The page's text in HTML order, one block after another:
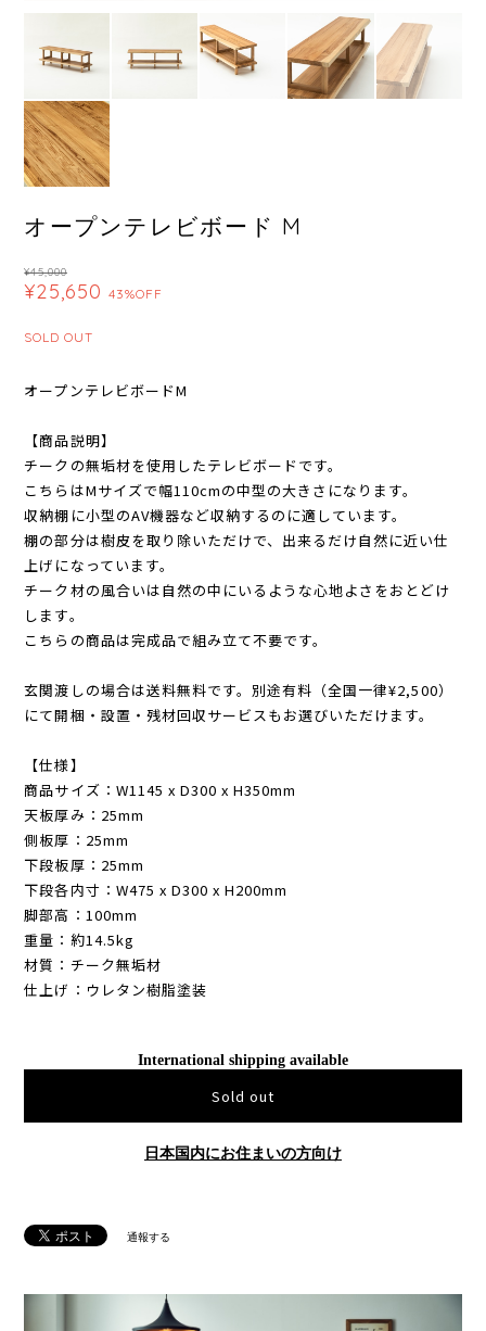
オープンテレビボード M
¥45,000
¥25,650 43%OFF
SOLD OUT
オープンテレビボードM
【商品説明】
チークの無垢材を使用したテレビボードです。
こちらはMサイズで幅110cmの中型の大きさになります。
収納棚に小型のAV機器など収納するのに適しています。
棚の部分は樹皮を取り除いただけで、出来るだけ自然に近い仕
上げになっています。
チーク材の風合いは自然の中にいるような心地よさをおとどけ
します。
こちらの商品は完成品で組み立て不要です。
玄関渡しの場合は送料無料です。別途有料（全国一律¥2,500）
にて開梱・設置・残材回収サービスもお選びいただけます。
【仕様】
商品サイズ：W1145 x D300 x H350mm
天板厚み：25mm
側板厚：25mm
下段板厚：25mm
下段各内寸：W475 x D300 x H200mm
脚部高：100mm
重量：約14.5kg
材質：チーク無垢材
仕上げ：ウレタン樹脂塗装
International shipping available
Sold out
日本国内にお住まいの方向け
通報する